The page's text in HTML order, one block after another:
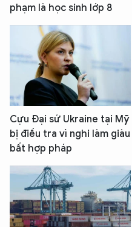
phạm là học sinh lớp 8
Cựu Đại sứ Ukraine tại Mỹ
bị điều tra vì nghi làm giàu
bất hợp pháp